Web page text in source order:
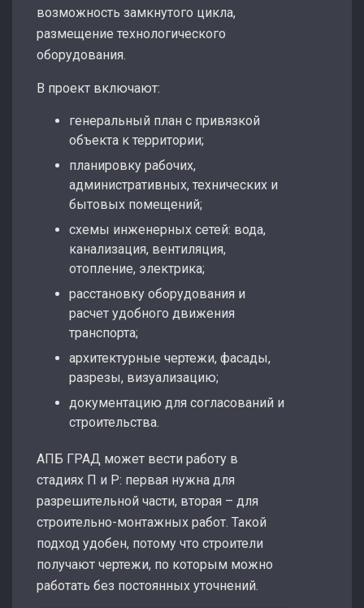
возможность замкнутого цикла,
размещение технологического
оборудования.
В проект включают:
генеральный план с привязкой
объекта к территории;
планировку рабочих,
административных, технических и
бытовых помещений;
схемы инженерных сетей: вода,
канализация, вентиляция,
отопление, электрика;
расстановку оборудования и
расчет удобного движения
транспорта;
архитектурные чертежи, фасады,
разрезы, визуализацию;
документацию для согласований и
строительства.
АПБ ГРАД может вести работу в
стадиях П и Р: первая нужна для
разрешительной части, вторая – для
строительно-монтажных работ. Такой
подход удобен, потому что строители
получают чертежи, по которым можно
работать без постоянных уточнений.